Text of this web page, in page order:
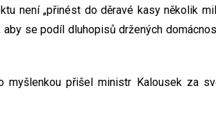
není „přinést do děravé kasy několik
se podíl dluhopisů držených
přišel ministr Kalousek za